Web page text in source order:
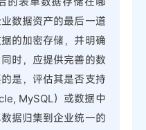
数据资产的最后一道
的加密存储，并明确
时，应提供完善的数
是，评估其是否支持
MySQL）或数据中
据归集到企业统一的